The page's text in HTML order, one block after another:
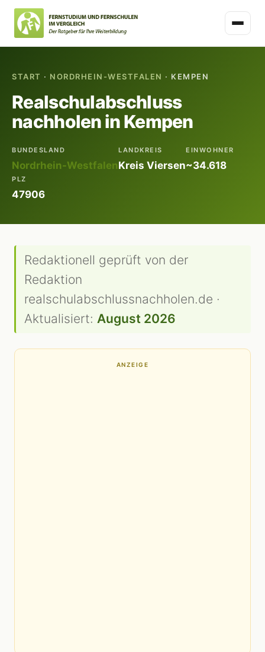
START · NORDRHEIN-WESTFALEN · KEMPEN
Realschulabschluss
nachholen in Kempen
BUNDESLAND
Nordrhein-Westfalen
LANDKREIS
Kreis Viersen
EINWOHNER
~34.618
PLZ
47906
Redaktionell geprüft von der
Redaktion
realschulabschlussnachholen.de ·
Aktualisiert: August 2026
ANZEIGE